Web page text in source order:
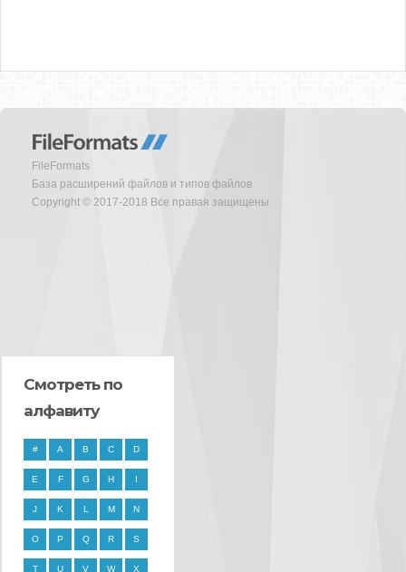
FileFormats
База расширений файлов и типов файлов
Copyright © 2017-2018 Все правая защищены
Смотреть по
алфавиту
# A B C D
E F G H I
J K L M N
O P Q R S
T U V W X